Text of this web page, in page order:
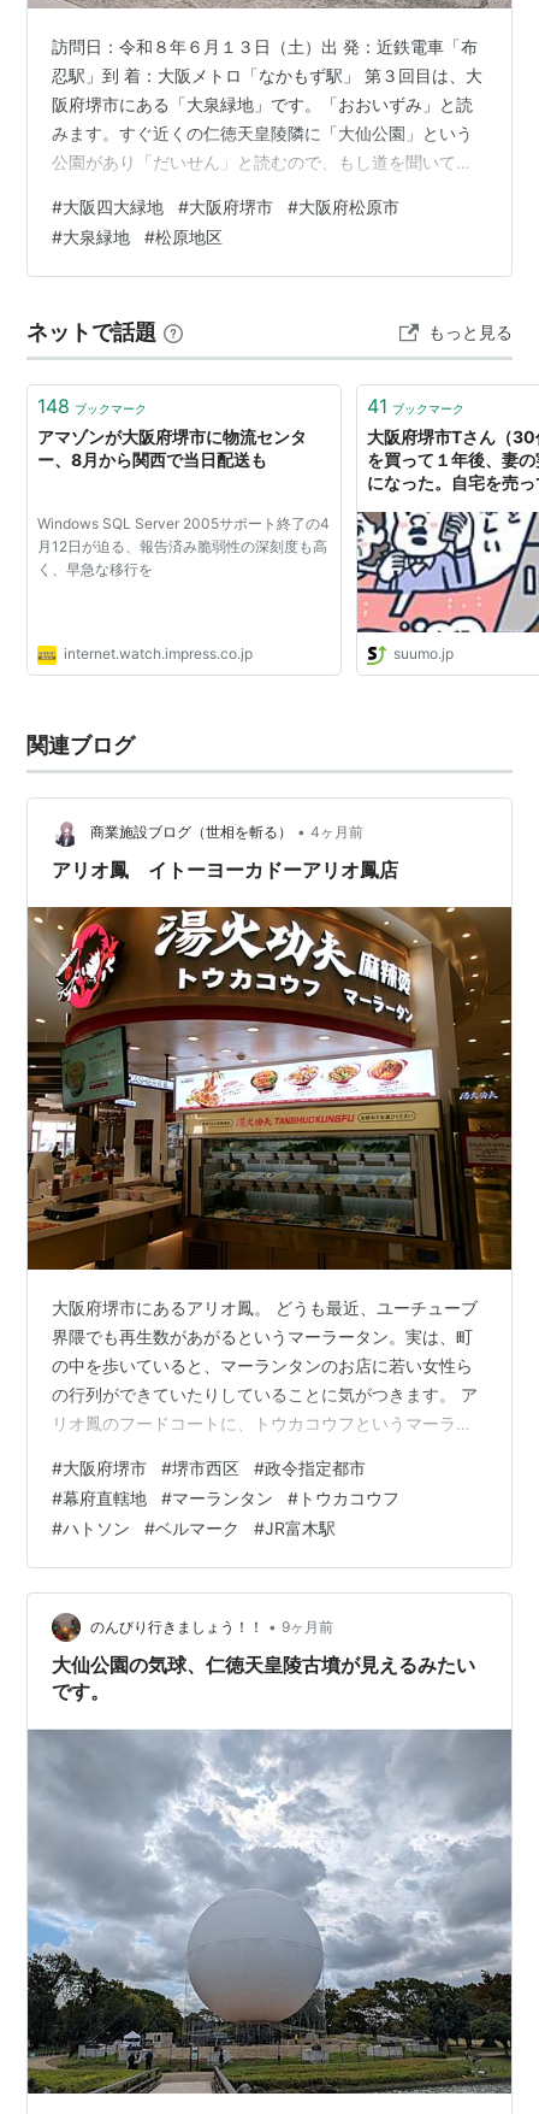
訪問日：令和８年６月１３日（土）出 発：近鉄電車「布
忍駅」到 着：大阪メトロ「なかもず駅」 第３回目は、大
阪府堺市にある「大泉緑地」です。「おおいずみ」と読
みます。すぐ近くの仁徳天皇陵隣に「大仙公園」という
公園があり「だいせん」と読むので、もし道を聞いて
いますよ。梅雨の晴れ間。どんな花が咲いているのでし
ょうか。ここも都市公園なので給水・トイレには困りま
せん。 今日のスタートは、近鉄南大阪線「布忍駅」。
（３００円）。午前９時３２分、今日も元気に出発で
す。ここは大阪府松原市。これから堺市を歩くのに、
#大阪四大緑地 #大阪府堺市 #大阪府松原市
#大泉緑地 #松原地区
ネットで話題 もっと見る
148 ブックマーク
アマゾンが大阪府堺市に物流センタ
ー、8月から関西で当日配送も
Windows SQL Server 2005サポート終了の4
月12日が迫る、報告済み脆弱性の深刻度も高
く、早急な移行を
internet.watch.impress.co.jp
41 ブックマーク
大阪府堺市Tさん（
を買って１年後、妻
になった。自宅を売
住まいの売却ガイド
suumo.jp
関連ブログ
商業施設ブログ（世相を斬る） • 4ヶ月前
アリオ鳳 イトーヨーカドーアリオ鳳店
大阪府堺市にあるアリオ鳳。 どうも最近、ユーチューブ
界隈でも再生数があがるというマーラータン。実は、町
の中を歩いていると、マーランタンのお店に若い女性ら
の行列ができていたりしていることに気がつきます。 ア
リオ鳳のフードコートに、トウカコウフというマーラン
になります。 パンダエクスプレスみたいな感じで、おま
けのお菓子付きです。動画勢はほとんど、めっちゃうま
いという感想なんですが、忖度なしでいうと、個人的感
想は、ジューシーですね。スタバ病の私からすれば、こ
れは辛い料理系です。今風なのかもしれません。 ウーロ
ン茶は、サンガリアというメーカーでした。要…
#大阪府堺市 #堺市西区 #政令指定都市
#幕府直轄地 #マーランタン # トウカコウフ
#ハトソン #ベルマーク #JR富木駅
のんびり行きましょう！！ • 9ヶ月前
大仙公園の気球、仁徳天皇陵古墳が見えるみたい
です。